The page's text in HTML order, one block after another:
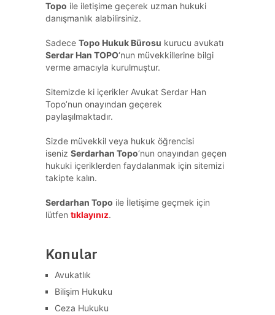
Topo ile iletişime geçerek uzman hukuki
danışmanlık alabilirsiniz.
Sadece Topo Hukuk Bürosu kurucu avukatı
Serdar Han TOPO‘nun müvekkillerine bilgi
verme amacıyla kurulmuştur.
Sitemizde ki içerikler Avukat Serdar Han
Topo’nun onayından geçerek
paylaşılmaktadır.
Sizde müvekkil veya hukuk öğrencisi
iseniz Serdarhan Topo‘nun onayından geçen
hukuki içeriklerden faydalanmak için sitemizi
takipte kalın.
Serdarhan Topo ile İletişime geçmek için
lütfen tıklayınız.
Konular
Avukatlık
Bilişim Hukuku
Ceza Hukuku